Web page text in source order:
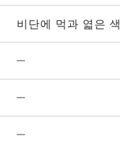
비단에 먹과 엷은 색